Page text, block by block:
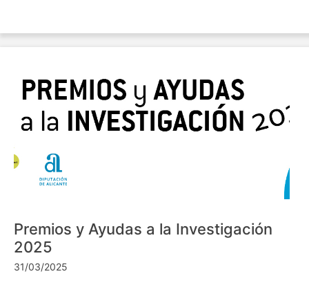
Premios y Ayudas a la Investigación
2025
31/03/2025